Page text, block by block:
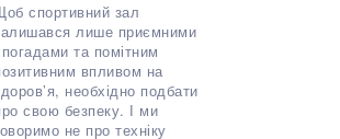
спортивний зал
лише приємними
та помітним
впливом на
необхідно подбати
свою безпеку. І ми
не про техніку